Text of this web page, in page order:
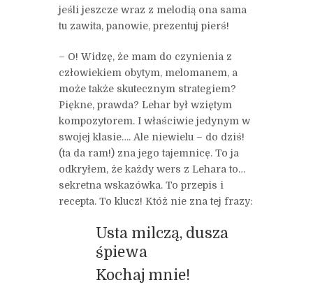
jeśli jeszcze wraz z melodią ona sama
tu zawita, panowie, prezentuj pierś!
– O! Widzę, że mam do czynienia z
człowiekiem obytym, melomanem, a
może także skutecznym strategiem?
Piękne, prawda? Lehar był wziętym
kompozytorem. I właściwie jedynym w
swojej klasie…. Ale niewielu – do dziś!
(ta da ram!) zna jego tajemnicę. To ja
odkryłem, że każdy wers z Lehara to…
sekretna wskazówka. To przepis i
recepta. To klucz! Któż nie zna tej frazy:
Usta milczą, dusza
śpiewa
Kochaj mnie!